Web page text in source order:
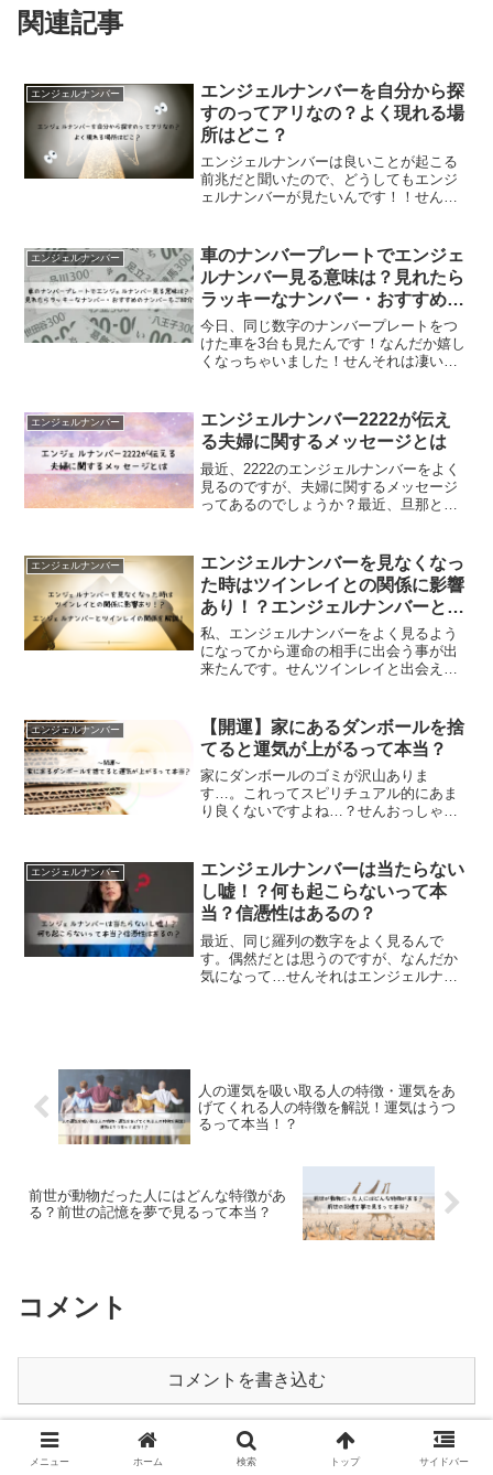
関連記事
エンジェルナンバー
エンジェルナンバーを自分から探
すのってアリなの？よく現れる場
所はどこ？
エンジェルナンバーは良いことが起こる
前兆だと聞いたので、どうしてもエンジ
ェルナンバーが見たいんです！！せんわ
てもなかなか見れるモノじゃないのがエ
ンジェルナンバーなんで...
エンジェルナンバー
車のナンバープレートでエンジェ
ルナンバー見る意味は？見れたら
ラッキーなナンバー・おすすめの
ナンバーもご紹介
今日、同じ数字のナンバープレートをつ
けた車を3台も見たんです！なんだか嬉し
くなっちゃいました！せんそれは凄いで
通して、あなたへメッセージを送ってい
る時です。 この天使か...
エンジェルナンバー
エンジェルナンバー2222が伝え
る夫婦に関するメッセージとは
最近、2222のエンジェルナンバーをよく
見るのですが、夫婦に関するメッセージ
ってあるのでしょうか？最近、旦那と些
仲に関係するメッセージなのかな？」と
思ったのですが…。せ...
エンジェルナンバー
エンジェルナンバーを見なくなっ
た時はツインレイとの関係に影響
あり！？エンジェルナンバーとツ
インレイの関係を解説！
私、エンジェルナンバーをよく見るよう
になってから運命の相手に出会う事が出
来たんです。せんツインレイと出会えた
使が頻繁にメッセージを送って来ます。
そのため、エンジェルナ...
エンジェルナンバー
【開運】家にあるダンボールを捨
てると運気が上がるって本当？
家にダンボールのゴミが沢山ありま
す…。これってスピリチュアル的にあま
り良くないですよね…？せんおっしゃる
ん。ダンボールは悪い運気を溜め込みや
すいので、あなたの運気を下げ...
エンジェルナンバー
エンジェルナンバーは当たらない
し嘘！？何も起こらないって本
当？信憑性はあるの？
最近、同じ羅列の数字をよく見るんで
す。偶然だとは思うのですが、なんだか
気になって…せんそれはエンジェルナン
人の運気を吸い取る人の特徴・運気をあ
げてくれる人の特徴を解説！運気はうつ
るって本当！？
前世が動物だった人にはどんな特徴があ
る？前世の記憶を夢で見るって本当？
コメント
コメントを書き込む
ホーム エンジェルナンバー
メニュー ホーム 検索 トップ サイドバー